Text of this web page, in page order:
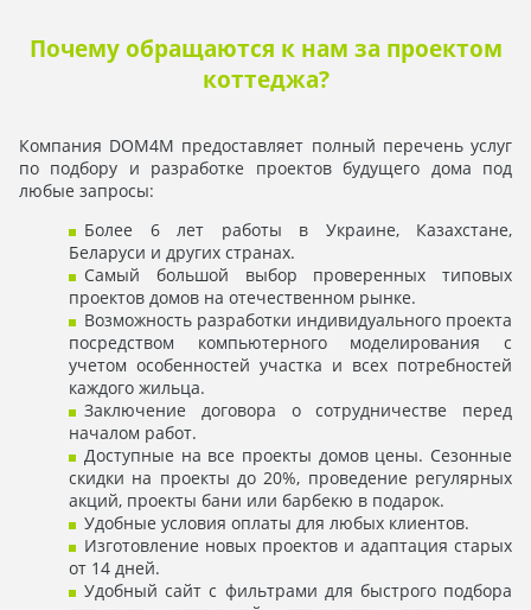
Почему обращаются к нам за проектом
коттеджа?
Компания DOM4M предоставляет полный перечень услуг
по подбору и разработке проектов будущего дома под
любые запросы:
Более 6 лет работы в Украине, Казахстане,
Беларуси и других странах.
Самый большой выбор проверенных типовых
проектов домов на отечественном рынке.
Возможность разработки индивидуального проекта
посредством компьютерного моделирования с
учетом особенностей участка и всех потребностей
каждого жильца.
Заключение договора о сотрудничестве перед
началом работ.
Доступные на все проекты домов цены. Сезонные
скидки на проекты до 20%, проведение регулярных
акций, проекты бани или барбекю в подарок.
Удобные условия оплаты для любых клиентов.
Изготовление новых проектов и адаптация старых
от 14 дней.
Удобный сайт с фильтрами для быстрого подбора